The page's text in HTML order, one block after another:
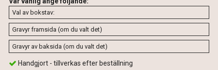
Handgjort - tillverkas efter beställning